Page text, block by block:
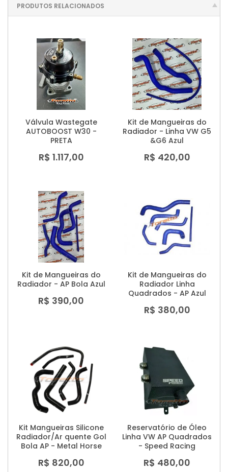
PRODUTOS RELACIONADOS
Válvula Wastegate
AUTOBOOST W30 -
PRETA
R$ 1.117,00
Kit de Mangueiras do
Radiador - Linha VW G5
&G6 Azul
R$ 420,00
Kit de Mangueiras do
Radiador - AP Bola Azul
R$ 390,00
Kit de Mangueiras do
Radiador Linha
Quadrados - AP Azul
R$ 380,00
Kit Mangueiras Silicone
Radiador/Ar quente Gol
Bola AP - Metal Horse
R$ 820,00
Reservatório de Óleo
Linha VW AP Quadrados
- Speed Racing
R$ 480,00